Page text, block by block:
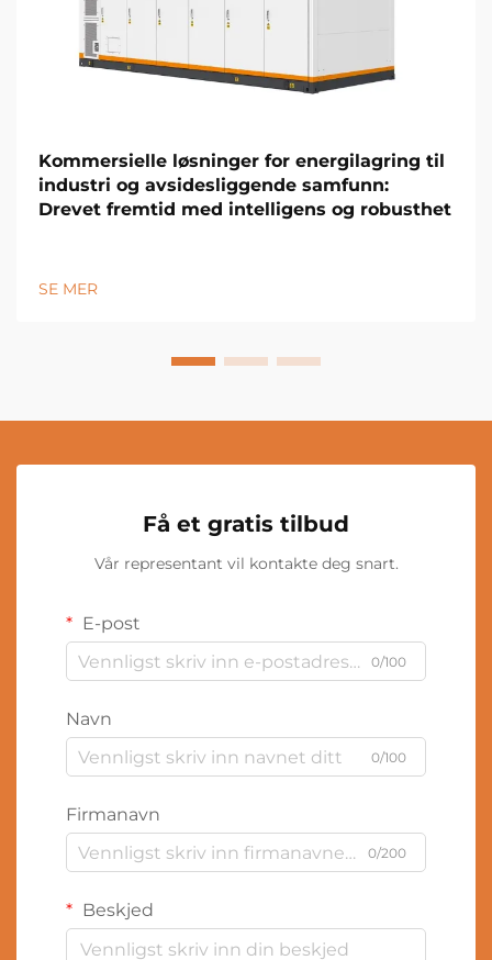
Kommersielle løsninger for energilagring til
industri og avsidesliggende samfunn:
Drevet fremtid med intelligens og robusthet
SE MER
Få et gratis tilbud
Vår representant vil kontakte deg snart.
E-post
0/100
Navn
0/100
Firmanavn
0/200
Beskjed